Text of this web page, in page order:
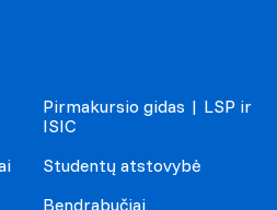
Pirmakursio gidas | LSP ir
ISIC
Studentų atstovybė
Bendrabučiai